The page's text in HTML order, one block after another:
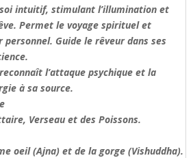
intuitif, stimulant l’illumination et
Permet le voyage spirituel et
personnel. Guide le rêveur dans ses
l’attaque psychique et la
à sa source.
Verseau et des Poissons.
oeil (Ajna) et de la gorge (Vishuddha).